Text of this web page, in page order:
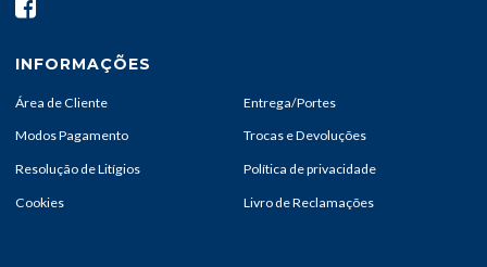
INFORMAÇÕES
Área de Cliente Entrega/Portes
Modos Pagamento Trocas e Devoluções
Resolução de Litígios Política de privacidade
Cookies Livro de Reclamações